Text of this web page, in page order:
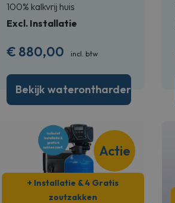
100% kalkvrij huis
Excl. Installatie
€ 880,00 incl. btw
Bekijk waterontharder
Actie
+ Installatie & 4 Gratis
zoutzakken